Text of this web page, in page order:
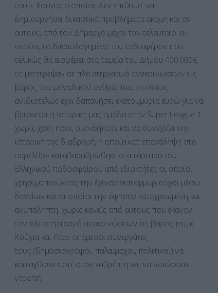
του κ. Κούγια, ο οποίος δεν επιθυμεί να
δημιουργήσει δικαστικά προβλήματα ακόμη και σε
αυτούς, από τον Δήμαρχο μέχρι τον τελευταίο, οι
οποίοι, το δικαιολογημένο του ενδιαφέρον που
τελικώς θα εισφέρει στα ταμεία του Δήμου 400.000€,
το μετέτρεψαν σε πλειστηριασμό ανακοινώσεων εις
βάρος του μοναδικού ανθρώπου, ο οποίος
ανιδιοτελώς έχει δαπανήσει εκατομμύρια ευρώ για να
βρίσκεται η ιστορική μας ομάδα στην Super League 1
χωρίς χρέη προς οιονδήποτε και να συνεχίζει την
ιστορική της διαδρομή, η οποία κατ’ επανάληψη στο
παρελθόν καταβαραθρώθηκε στα τάρταρα του
Ελληνικού ποδοσφαίρου από ιδιοκτήτες οι οποίοι
χρησιμοποιώντας την έγιναν εκατομμυριούχοι μέσω
δανείων και οι οποίοι την άφησαν καταχρεωμένη και
ανυπόληπτη, χωρίς κανείς από αυτούς που έκαναν
τον πλειστηριασμό ανακοινώσεων εις βάρος του κ.
Κούγια και ήταν οι άμεσοι συνεργάτες
τους (δημοσιογράφοι, παλαίμαχοι, πολιτικοί),να
κοιταχθούν ποτέ στον καθρέπτη και να νοιώσουν
ντροπή.